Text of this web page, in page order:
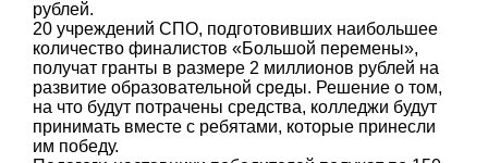
рублей.
20 учреждений СПО, подготовивших наибольшее
количество финалистов «Большой перемены»,
получат гранты в размере 2 миллионов рублей на
развитие образовательной среды. Решение о том,
на что будут потрачены средства, колледжи будут
принимать вместе с ребятами, которые принесли
им победу.